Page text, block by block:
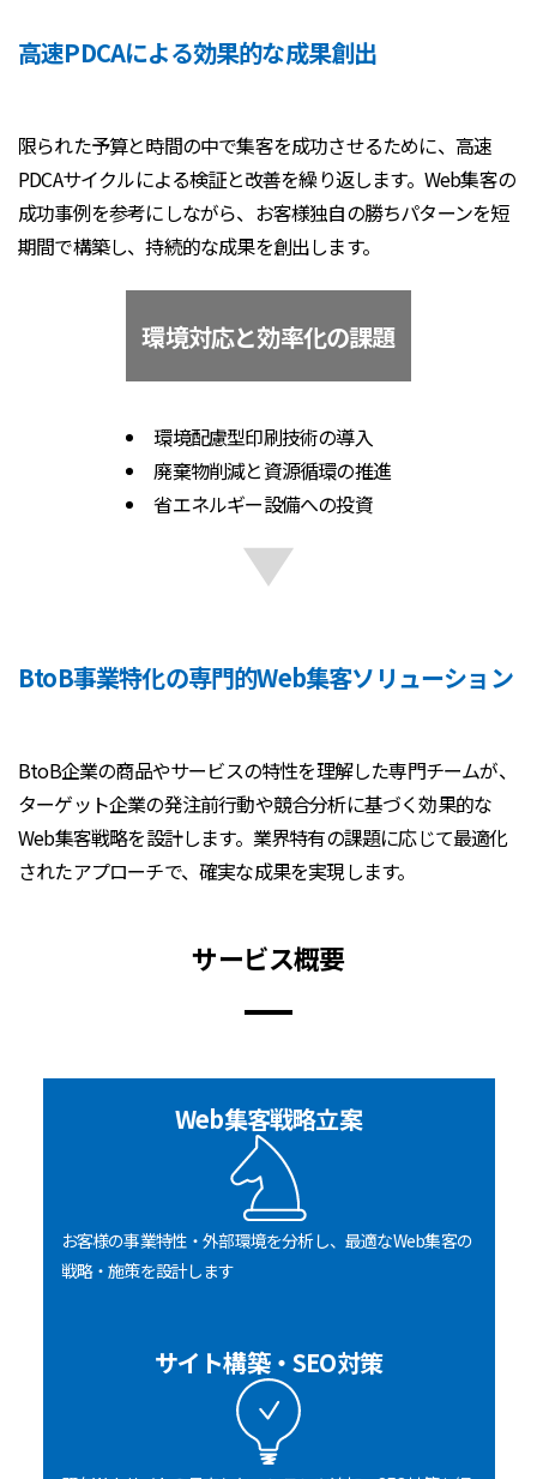
高速PDCAによる効果的な成果創出
限られた予算と時間の中で集客を成功させるために、高速
PDCAサイクルによる検証と改善を繰り返します。Web集客の
成功事例を参考にしながら、お客様独自の勝ちパターンを短
期間で構築し、持続的な成果を創出します。
環境対応と効率化の課題
環境配慮型印刷技術の導入
廃棄物削減と資源循環の推進
省エネルギー設備への投資
BtoB事業特化の専門的Web集客ソリューション
BtoB企業の商品やサービスの特性を理解した専門チームが、
ターゲット企業の発注前行動や競合分析に基づく効果的な
Web集客戦略を設計します。業界特有の課題に応じて最適化
されたアプローチで、確実な成果を実現します。
サービス概要
Web集客戦略立案
お客様の事業特性・外部環境を分析し、最適なWeb集客の
戦略・施策を設計します
サイト構築・SEO対策